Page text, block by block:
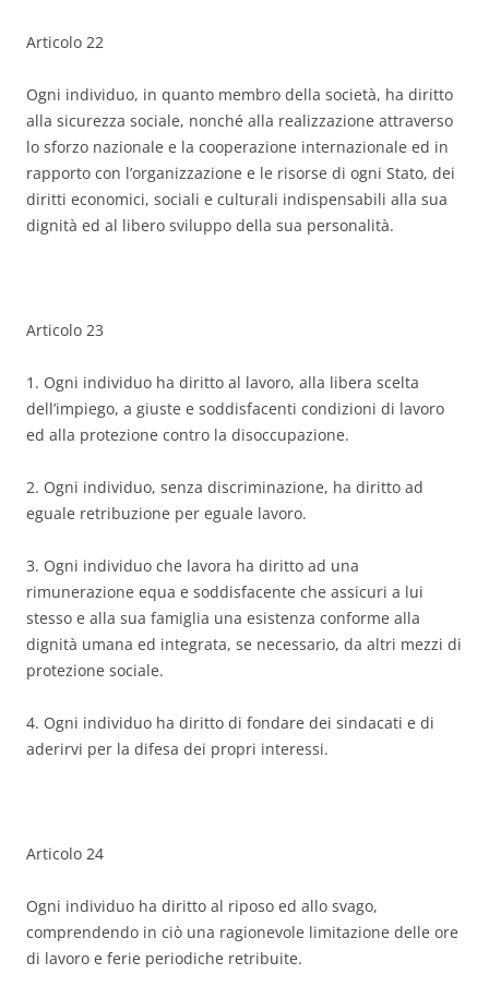
Articolo 22
Ogni individuo, in quanto membro della società, ha diritto
alla sicurezza sociale, nonché alla realizzazione attraverso
lo sforzo nazionale e la cooperazione internazionale ed in
rapporto con l’organizzazione e le risorse di ogni Stato, dei
diritti economici, sociali e culturali indispensabili alla sua
dignità ed al libero sviluppo della sua personalità.
Articolo 23
1. Ogni individuo ha diritto al lavoro, alla libera scelta
dell’impiego, a giuste e soddisfacenti condizioni di lavoro
ed alla protezione contro la disoccupazione.
2. Ogni individuo, senza discriminazione, ha diritto ad
eguale retribuzione per eguale lavoro.
3. Ogni individuo che lavora ha diritto ad una
rimunerazione equa e soddisfacente che assicuri a lui
stesso e alla sua famiglia una esistenza conforme alla
dignità umana ed integrata, se necessario, da altri mezzi di
protezione sociale.
4. Ogni individuo ha diritto di fondare dei sindacati e di
aderirvi per la difesa dei propri interessi.
Articolo 24
Ogni individuo ha diritto al riposo ed allo svago,
comprendendo in ciò una ragionevole limitazione delle ore
di lavoro e ferie periodiche retribuite.